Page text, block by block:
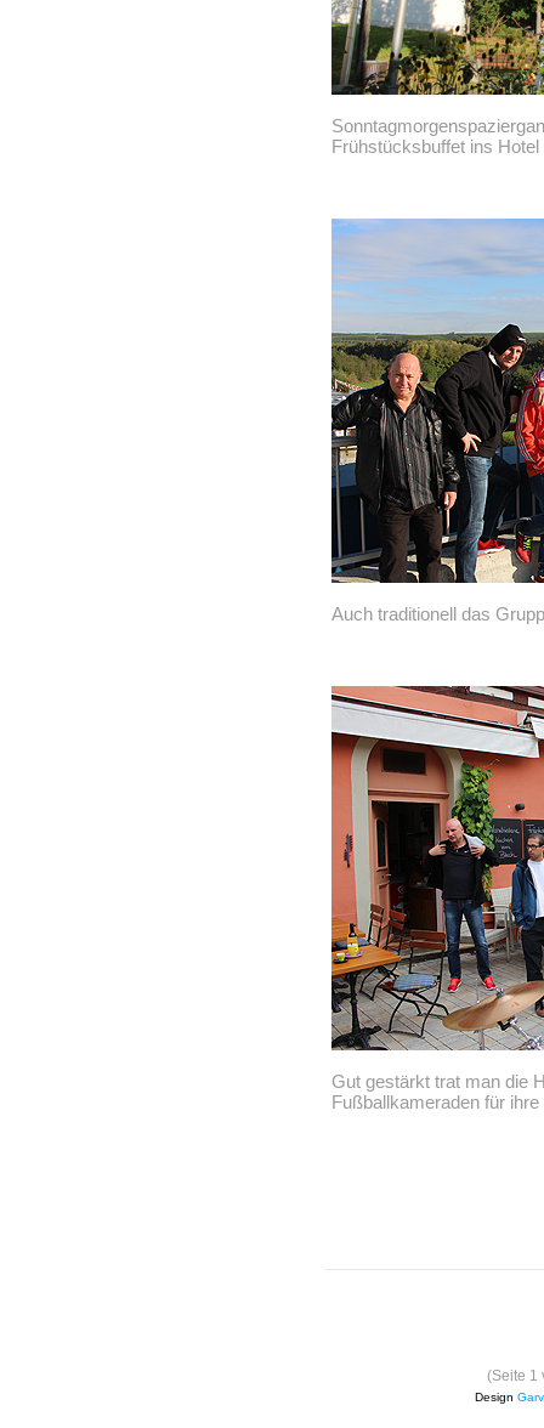
Frühstücksbuffet ins
Auch traditionell das
Gut gestärkt trat man die
Fußballkameraden für
(Seite 1
Design